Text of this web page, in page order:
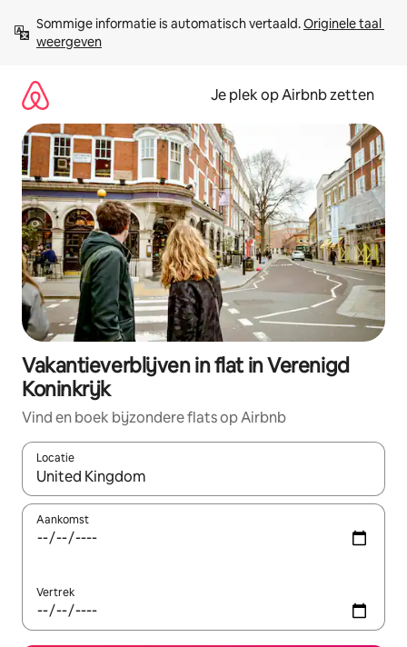
direct
naar
Sommige informatie is automatisch vertaald. Originele taal
weergeven
Je plek op Airbnb zetten
Vakantieverblijven in flat in Verenigd
Koninkrijk
Vind en boek bijzondere flats op Airbnb
Locatie
Wanneer er resultaten beschikbaar zijn, maak je een keuze
Aankomst
Vertrek